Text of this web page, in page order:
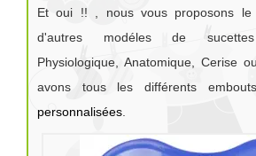
Et oui !! , nous vous proposons le
d'autres modéles de sucettes
Physiologique, Anatomique, Cerise
avons tous les différents
personnalisées